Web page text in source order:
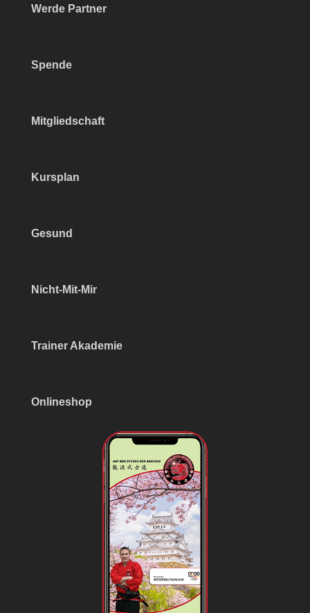
Werde Partner
Spende
Mitgliedschaft
Kursplan
Gesund
Nicht-Mit-Mir
Trainer Akademie
Onlineshop